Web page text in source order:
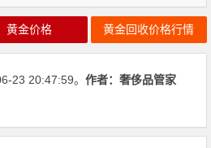
黄金价格 黄金回收价格行情
23 20:47:59。作者：奢侈品管家